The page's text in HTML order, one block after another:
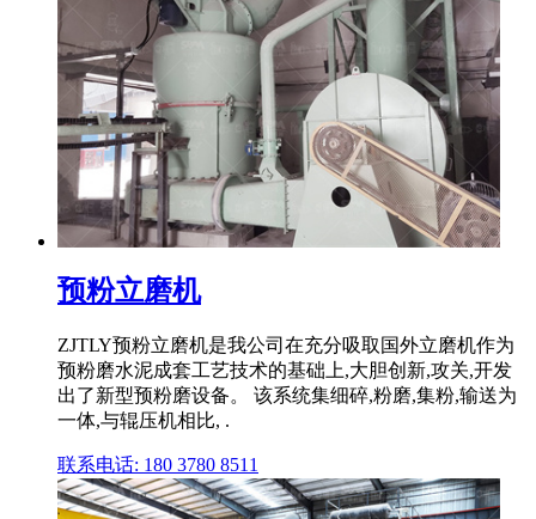
预粉立磨机
ZJTLY预粉立磨机是我公司在充分吸取国外立磨机作为
预粉磨水泥成套工艺技术的基础上,大胆创新,攻关,开发
出了新型预粉磨设备。 该系统集细碎,粉磨,集粉,输送为
一体,与辊压机相比, .
联系电话: 180 3780 8511